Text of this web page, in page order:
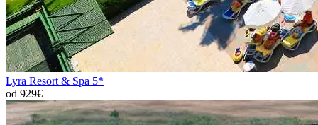
Lyra Resort & Spa 5*
od 929€